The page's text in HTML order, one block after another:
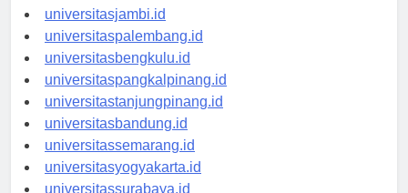
universitaspekanbaru.id
universitasjambi.id
universitaspalembang.id
universitasbengkulu.id
universitaspangkalpinang.id
universitastanjungpinang.id
universitasbandung.id
universitassemarang.id
universitasyogyakarta.id